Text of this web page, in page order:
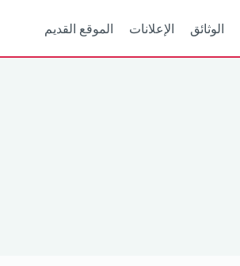
الوثائق الإعلانات الموقع القديم